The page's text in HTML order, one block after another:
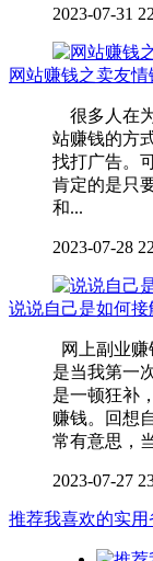
2023-07-31
网站赚钱之卖友
很多人在
站赚钱的方
找打广告。
肯定的是只
和...
2023-07-28
说说自己是如何接
网上副业
是当我第一
是一顿狂补
赚钱。回想
常有意思，
2023-07-27
推荐我喜欢的实